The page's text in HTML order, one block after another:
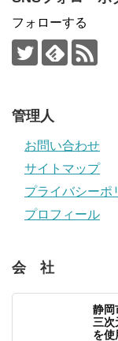
フォローする
管理人
お問い合わせ
サイトマップ
プライバシーポ
プロフィール
会 社
静岡
三次
を使